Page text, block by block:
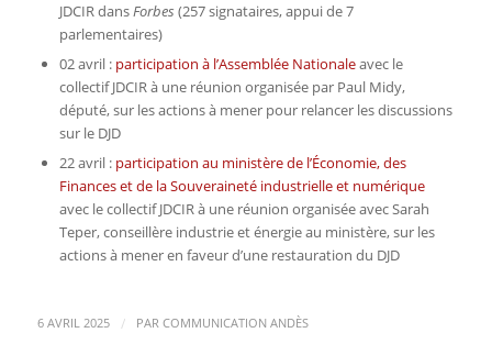
JDCIR dansForbes (257 signataires, appui de 7
parlementaires)
02 avril : participation à l’Assemblée Nationaleavec le
collectif JDCIR à une réunion organisée par Paul Midy,
député, sur les actions à mener pour relancer les discussions
sur le DJD
22 avril : participation au ministère de l’Économie, des
Finances et de la Souveraineté industrielle et numérique
avec le collectif JDCIR à une réunion organisée avec Sarah
Teper, conseillère industrie et énergie au ministère, sur les
actions à mener en faveur d’une restauration du DJD
6 AVRIL 2025 / PAR COMMUNICATION ANDÈS